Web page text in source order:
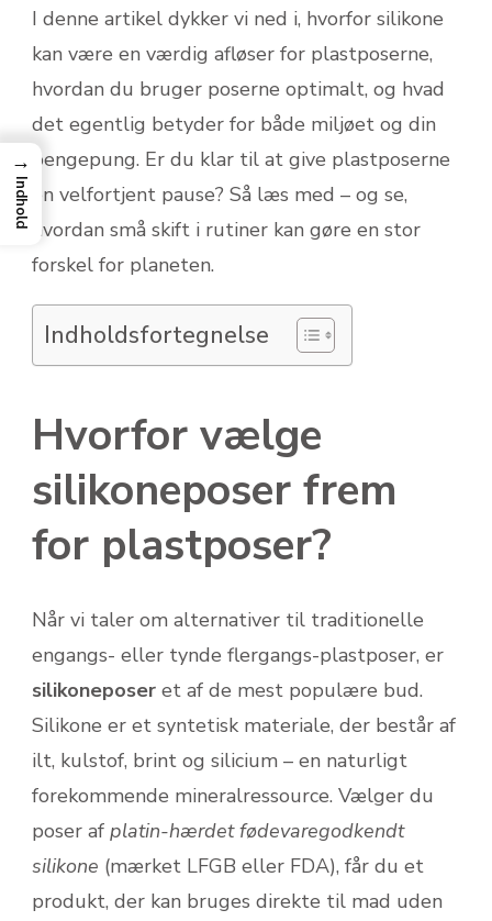
I denne artikel dykker vi ned i, hvorfor silikone
kan være en værdig afløser for plastposerne,
hvordan du bruger poserne optimalt, og hvad
det egentlig betyder for både miljøet og din
pengepung. Er du klar til at give plastposerne
en velfortjent pause? Så læs med – og se,
hvordan små skift i rutiner kan gøre en stor
forskel for planeten.
Indholdsfortegnelse
Hvorfor vælge
silikoneposer frem
for plastposer?
Når vi taler om alternativer til traditionelle
engangs- eller tynde flergangs-plastposer, er
silikoneposer et af de mest populære bud.
Silikone er et syntetisk materiale, der består af
ilt, kulstof, brint og silicium – en naturligt
forekommende mineralressource. Vælger du
poser af platin-hærdet fødevaregodkendt
silikone (mærket LFGB eller FDA), får du et
produkt, der kan bruges direkte til mad uden
→
Indhold